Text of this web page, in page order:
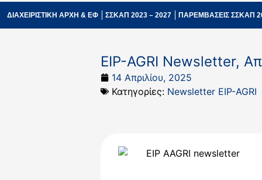
ΔΙΑΧΕΙΡΙΣΤΙΚΗ ΑΡΧΗ & ΕΦ ΣΣΚΑΠ 2023 – 2027 ΠΑΡΕΜΒΑΣΕΙΣ ΣΣΚΑΠ
EIP-AGRI Newsletter,
14 Απριλίου, 2025
Κατηγορίες: Newsletter EIP-AGRI